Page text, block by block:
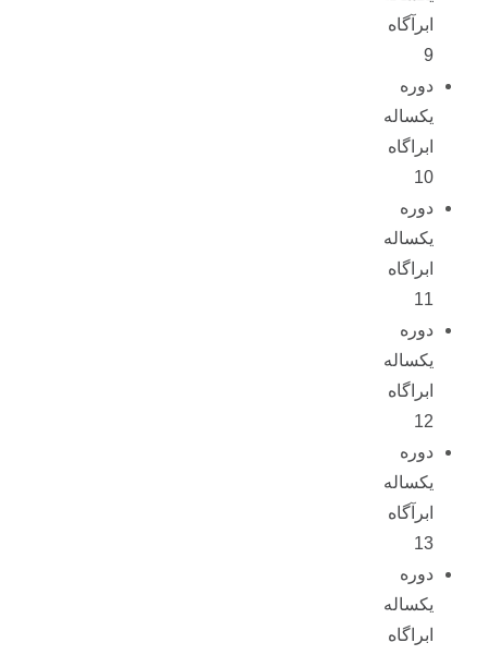
ابرآگاه
9
دوره
یکساله
ابراگاه
10
دوره
یکساله
ابراگاه
11
دوره
یکساله
ابراگاه
12
دوره
یکساله
ابرآگاه
13
دوره
یکساله
ابراگاه